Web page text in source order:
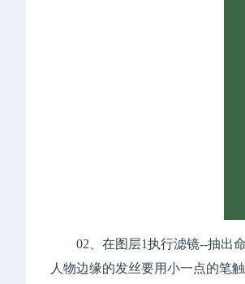
02、在图层1执行滤镜--抽出命
人物边缘的发丝要用小一点的笔